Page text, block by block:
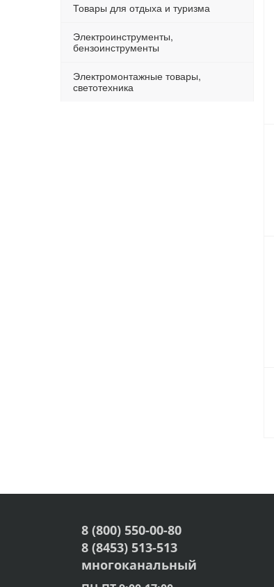
Товары для отдыха и туризма
Электроинструменты,
бензоинструменты
Электромонтажные товары,
светотехника
8 (800) 550-00-80
8 (8453) 513-513
многоканальный